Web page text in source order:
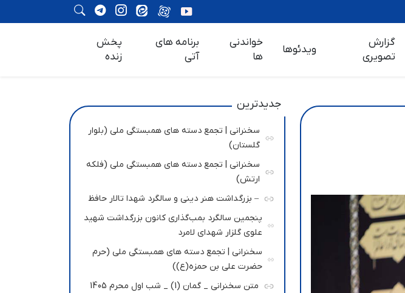
گزارش
تصویری
ویدئوها
خواندنی
ها
برنامه های
آتی
پخش
زنده
جدیدترین
سخنرانی | تجمع دسته های همبستگی ملی (بلوار
گلستان)
سخنرانی | تجمع دسته های همبستگی ملی (فلکه
ارتش)
– بزرگداشت هنر دینی و سالگرد شهدا تالار حافظ
پنجمین سالگرد بمب‌گذاری کانون بزرگداشت شهید
علوی گلزار شهدای لامرد
سخنرانی | تجمع دسته های همبستگی ملی (حرم
حضرت علی بن حمزه(ع))
متن سخنرانی _ گمان (1) _ شب اول محرم 1405